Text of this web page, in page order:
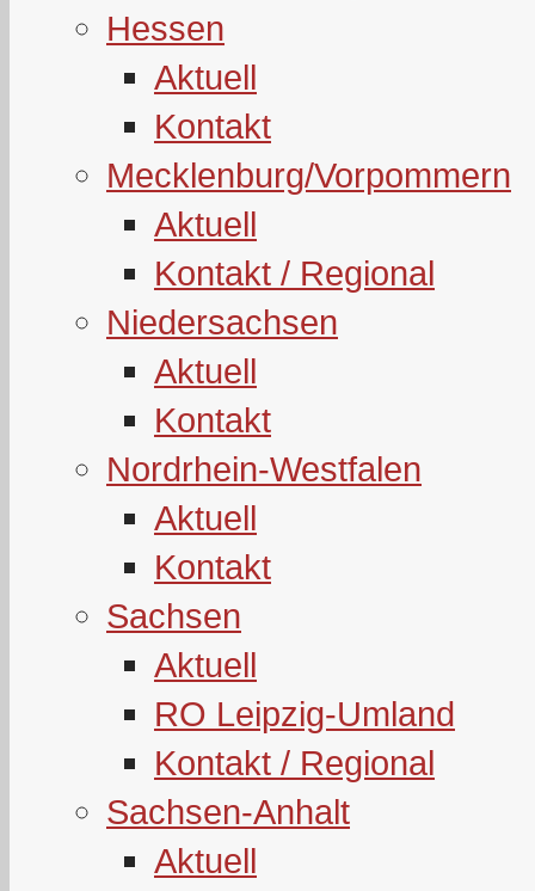
Hessen
Aktuell
Kontakt
Mecklenburg/Vorpommern
Aktuell
Kontakt / Regional
Niedersachsen
Aktuell
Kontakt
Nordrhein-Westfalen
Aktuell
Kontakt
Sachsen
Aktuell
RO Leipzig-Umland
Kontakt / Regional
Sachsen-Anhalt
Aktuell